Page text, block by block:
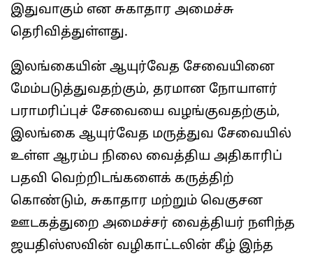
இதுவாகும் என சுகாதார அமைச்சு
தெரிவித்துள்ளது.
இலங்கையின் ஆயுர்வேத சேவையினை
மேம்படுத்துவதற்கும், தரமான நோயாளர்
பராமரிப்புச் சேவையை வழங்குவதற்கும்,
இலங்கை ஆயுர்வேத மருத்துவ சேவையில்
உள்ள ஆரம்ப நிலை வைத்திய அதிகாரிப்
பதவி வெற்றிடங்களைக் கருத்திற்
கொண்டும், சுகாதார மற்றும் வெகுசன
ஊடகத்துறை அமைச்சர் வைத்தியர் நளிந்த
ஜயதிஸ்ஸவின் வழிகாட்டலின் கீழ் இந்த